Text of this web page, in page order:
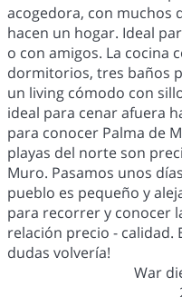
acogedora, con muchos
hacen un hogar. Ideal
o con amigos. La cocina
dormitorios, tres baños
un living cómodo con
ideal para cenar afuera
para conocer Palma de
playas del norte son
Muro. Pasamos unos
pueblo es pequeño y
para recorrer y conocer
relación precio - calidad.
dudas volvería!
War